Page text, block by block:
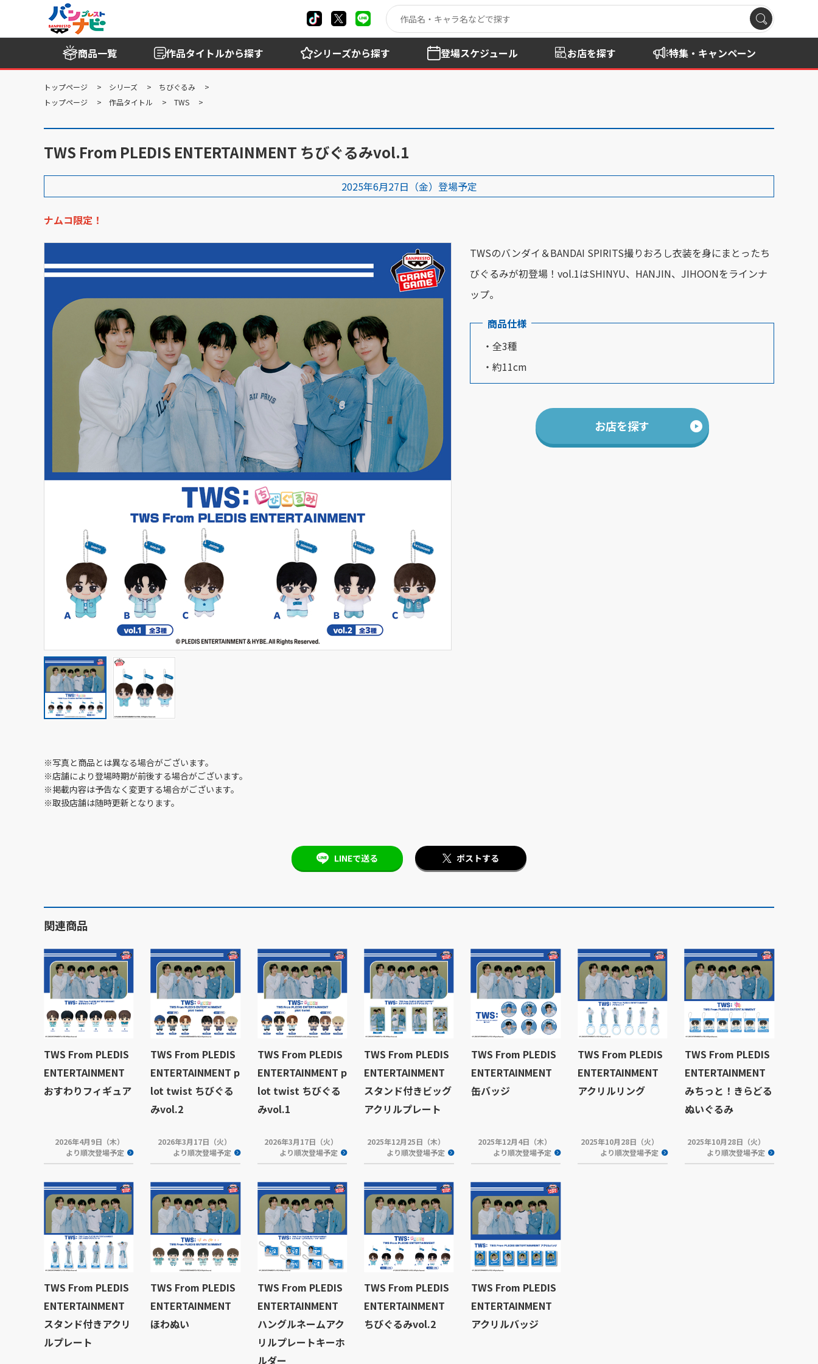
商品一覧 作品タイトルから探す シリーズから探す 登場スケジュール お店を探す 特集・キャンペーン
トップページ シリーズ
ちびぐるみ
トップページ
作品タイトル TWS
TWS From PLEDIS ENTERTAINMENT ちびぐるみvol.1
2025年6月27日（金）登場予定
ナムコ限定！
TWSのバンダイ＆BANDAI SPIRITS撮りおろし衣装を身にまとったち
びぐるみが初登場！vol.1はSHINYU、HANJIN、JIHOONをラインナ
ップ。
商品仕様
・全3種
・約11cm
お店を探す
※写真と商品とは異なる場合がございます。
※店舗により登場時期が前後する場合がございます。
※掲載内容は予告なく変更する場合がございます。
※取扱店舗は随時更新となります。
LINEで送る ポストする
関連商品
TWS From PLEDIS
ENTERTAINMENT
おすわりフィギュア
2026年4月9日（木）
より順次登場予定
TWS From PLEDIS
ENTERTAINMENT p
lot twist ちびぐる
みvol.2
2026年3月17日（火）
より順次登場予定
TWS From PLEDIS
ENTERTAINMENT p
lot twist ちびぐる
みvol.1
2026年3月17日（火）
より順次登場予定
TWS From PLEDIS
ENTERTAINMENT
スタンド付きビッグ
アクリルプレート
2025年12月25日（木）
より順次登場予定
TWS From PLEDIS
ENTERTAINMENT
缶バッジ
2025年12月4日（木）
より順次登場予定
TWS From PLEDIS
ENTERTAINMENT
アクリルリング
2025年10月28日（火）
より順次登場予定
TWS From PLEDIS
ENTERTAINMENT
みちっと！きらどる
ぬいぐるみ
2025年10月28日（火）
より順次登場予定
TWS From PLEDIS
ENTERTAINMENT
スタンド付きアクリ
ルプレート
TWS From PLEDIS
ENTERTAINMENT
ほわぬい
TWS From PLEDIS
ENTERTAINMENT
ハングルネームアク
リルプレートキーホ
ルダー
TWS From PLEDIS
ENTERTAINMENT
ちびぐるみvol.2
TWS From PLEDIS
ENTERTAINMENT
アクリルバッジ